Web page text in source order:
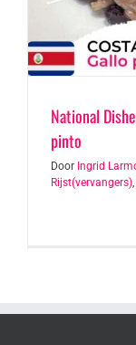
National
pinto
Door Ingrid
Rijst(vervangers),